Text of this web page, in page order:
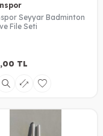
Seyyar Badminton
File Seti
TL